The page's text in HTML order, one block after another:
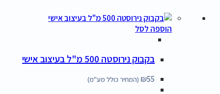
הוספה לסל
בקבוק נירוסטה 500 מ"ל בעיצוב אישי
₪55 (המחיר כולל מע"מ)